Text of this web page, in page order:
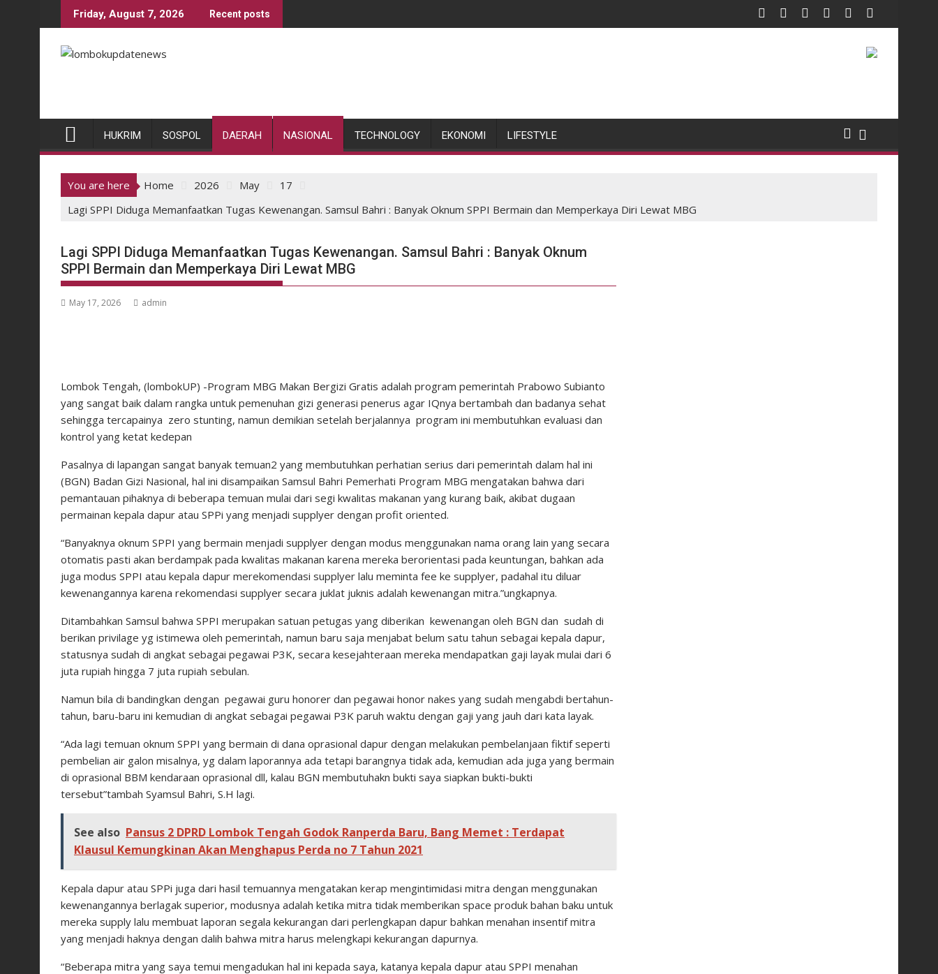
to
Friday, August 7, 2026 Recent posts
HUKRIM SOSPOL DAERAH NASIONAL TECHNOLOGY EKONOMI LIFESTYLE
You are here Home 2026 May
17
Lagi SPPI Diduga Memanfaatkan Tugas Kewenangan. Samsul Bahri : Banyak Oknum SPPI Bermain dan Memperkaya Diri Lewat MBG
Lagi SPPI Diduga Memanfaatkan Tugas Kewenangan. Samsul Bahri : Banyak Oknum
SPPI Bermain dan Memperkaya Diri Lewat MBG
May 17, 2026 admin
Lombok Tengah, (lombokUP) -Program MBG Makan Bergizi Gratis adalah program pemerintah Prabowo Subianto
yang sangat baik dalam rangka untuk pemenuhan gizi generasi penerus agar IQnya bertambah dan badanya sehat
sehingga tercapainya zero stunting, namun demikian setelah berjalannya program ini membutuhkan evaluasi dan
kontrol yang ketat kedepan
Pasalnya di lapangan sangat banyak temuan2 yang membutuhkan perhatian serius dari pemerintah dalam hal ini
(BGN) Badan Gizi Nasional, hal ini disampaikan Samsul Bahri Pemerhati Program MBG mengatakan bahwa dari
pemantauan pihaknya di beberapa temuan mulai dari segi kwalitas makanan yang kurang baik, akibat dugaan
permainan kepala dapur atau SPPi yang menjadi supplyer dengan profit oriented.
“Banyaknya oknum SPPI yang bermain menjadi supplyer dengan modus menggunakan nama orang lain yang secara
otomatis pasti akan berdampak pada kwalitas makanan karena mereka berorientasi pada keuntungan, bahkan ada
juga modus SPPI atau kepala dapur merekomendasi supplyer lalu meminta fee ke supplyer, padahal itu diluar
kewenangannya karena rekomendasi supplyer secara juklat juknis adalah kewenangan mitra.”ungkapnya.
Ditambahkan Samsul bahwa SPPI merupakan satuan petugas yang diberikan kewenangan oleh BGN dan sudah di
berikan privilage yg istimewa oleh pemerintah, namun baru saja menjabat belum satu tahun sebagai kepala dapur,
statusnya sudah di angkat sebagai pegawai P3K, secara kesejahteraan mereka mendapatkan gaji layak mulai dari 6
juta rupiah hingga 7 juta rupiah sebulan.
Namun bila di bandingkan dengan pegawai guru honorer dan pegawai honor nakes yang sudah mengabdi bertahun-
tahun, baru-baru ini kemudian di angkat sebagai pegawai P3K paruh waktu dengan gaji yang jauh dari kata layak.
“Ada lagi temuan oknum SPPI yang bermain di dana oprasional dapur dengan melakukan pembelanjaan fiktif seperti
pembelian air galon misalnya, yg dalam laporannya ada tetapi barangnya tidak ada, kemudian ada juga yang bermain
di oprasional BBM kendaraan oprasional dll, kalau BGN membutuhakn bukti saya siapkan bukti-bukti
tersebut”tambah Syamsul Bahri, S.H lagi.
See also Pansus 2 DPRD Lombok Tengah Godok Ranperda Baru, Bang Memet : Terdapat
Klausul Kemungkinan Akan Menghapus Perda no 7 Tahun 2021
Kepala dapur atau SPPi juga dari hasil temuannya mengatakan kerap mengintimidasi mitra dengan menggunakan
kewenangannya berlagak superior, modusnya adalah ketika mitra tidak memberikan space produk bahan baku untuk
mereka supply lalu membuat laporan segala kekurangan dari perlengkapan dapur bahkan menahan insentif mitra
yang menjadi haknya dengan dalih bahwa mitra harus melengkapi kekurangan dapurnya.
“Beberapa mitra yang saya temui mengadukan hal ini kepada saya, katanya kepala dapur atau SPPI menahan